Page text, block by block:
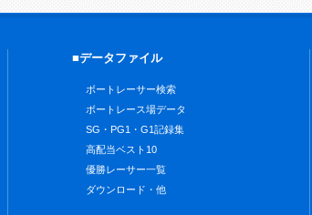
■データファイル
ボートレーサー検索
ボートレース場データ
SG・PG1・G1記録集
高配当ベスト10
優勝レーサー一覧
ダウンロード・他